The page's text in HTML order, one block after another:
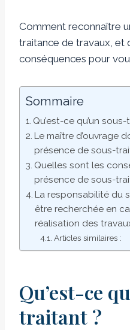
Comment reconnaître
traitance de travaux, et
conséquences pour
Sommaire
Qu’est-ce qu’un
Le maître d’ouvrage
présence de sous-
Quelles sont les
présence de sous-
La responsabilité du
être recherchée en
réalisation des
Articles similaires :
Qu’est-ce
traitant ?